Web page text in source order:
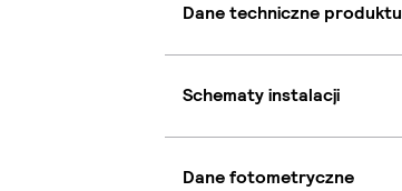
Dane techniczne produktu
Schematy instalacji
Dane fotometryczne